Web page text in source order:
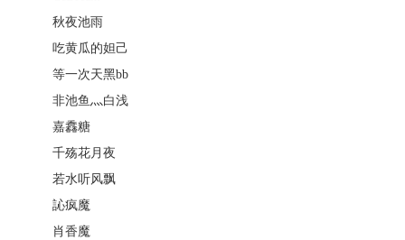
秋夜池雨
吃黄瓜的妲己
等一次天黑bb
非池鱼灬白浅
嘉馫糖
千殇花月夜
若水听风飘
訫疯魔
肖香魔